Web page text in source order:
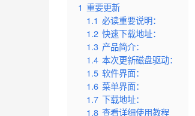
1 重要更新
1.1 必读重要说明：
1.2 快速下载地址：
1.3 产品简介：
1.4 本次更新磁盘驱动：
1.5 软件界面：
1.6 菜单界面：
1.7 下载地址：
1.8 查看详细使用教程